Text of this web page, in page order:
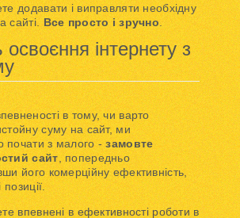
додавати і виправляти необхідну
сайті.Все просто і зручно.
освоєння інтернету з
в тому, чи варто
суму на сайт, ми
почати з малого -замовте
сайт, попередньо
його комерційну ефективність,
позиції.
впевнені в ефективності роботи в